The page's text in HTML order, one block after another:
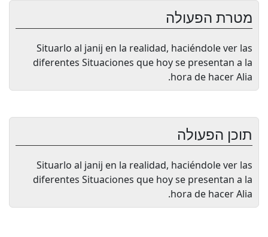
מטרת הפעולה
Situarlo al janij en la realidad, haciéndole ver las
diferentes Situaciones que hoy se presentan a la
hora de hacer Alia.
תוכן הפעולה
Situarlo al janij en la realidad, haciéndole ver las
diferentes Situaciones que hoy se presentan a la
hora de hacer Alia.